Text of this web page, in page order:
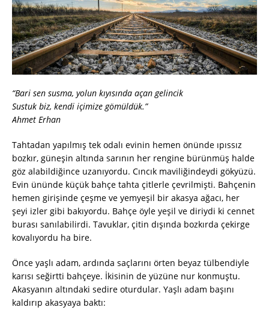
“Bari sen susma, yolun kıyısında açan gelincik
Sustuk biz, kendi içimize gömüldük.”
Ahmet Erhan
Tahtadan yapılmış tek odalı evinin hemen önünde ıpıssız
bozkır, güneşin altında sarının her rengine bürünmüş halde
göz alabildiğince uzanıyordu. Cıncık maviliğindeydi gökyüzü.
Evin ününde küçük bahçe tahta çitlerle çevrilmişti. Bahçenin
hemen girişinde çeşme ve yemyeşil bir akasya ağacı, her
şeyi izler gibi bakıyordu. Bahçe öyle yeşil ve diriydi ki cennet
burası sanılabilirdi. Tavuklar, çitin dışında bozkırda çekirge
kovalıyordu ha bire.
Önce yaşlı adam, ardında saçlarını örten beyaz tülbendiyle
karısı seğirtti bahçeye. İkisinin de yüzüne nur konmuştu.
Akasyanın altındaki sedire oturdular. Yaşlı adam başını
kaldırıp akasyaya baktı: